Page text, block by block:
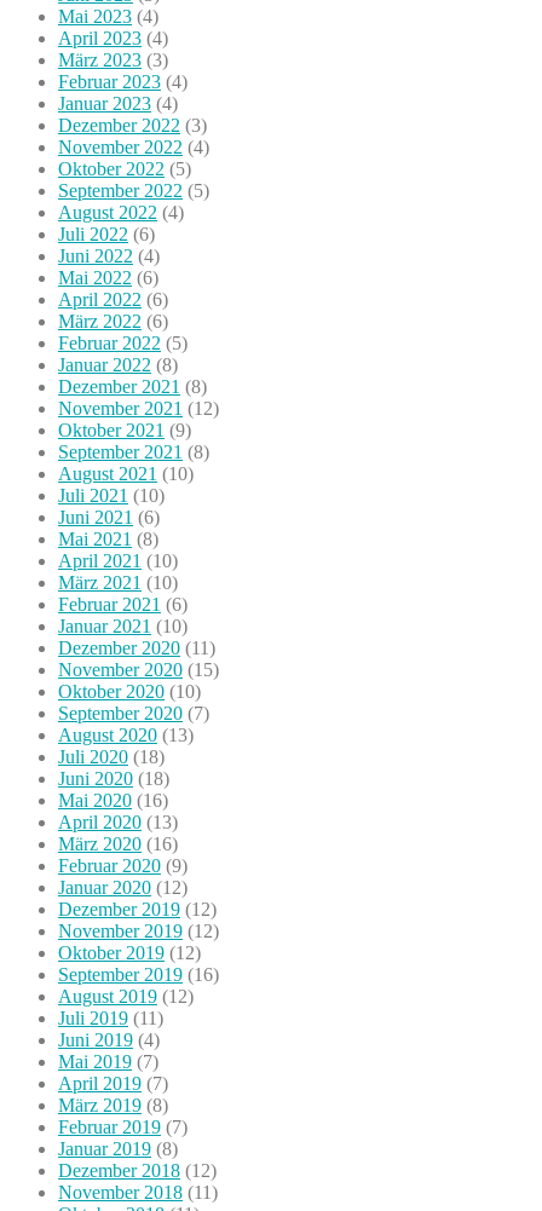
Mai 2023 (4)
April 2023 (4)
März 2023 (3)
Februar 2023 (4)
Januar 2023 (4)
Dezember 2022 (3)
November 2022 (4)
Oktober 2022 (5)
September 2022 (5)
August 2022 (4)
Juli 2022 (6)
Juni 2022 (4)
Mai 2022 (6)
April 2022 (6)
März 2022 (6)
Februar 2022 (5)
Januar 2022 (8)
Dezember 2021 (8)
November 2021 (12)
Oktober 2021 (9)
September 2021 (8)
August 2021 (10)
Juli 2021 (10)
Juni 2021 (6)
Mai 2021 (8)
April 2021 (10)
März 2021 (10)
Februar 2021 (6)
Januar 2021 (10)
Dezember 2020 (11)
November 2020 (15)
Oktober 2020 (10)
September 2020 (7)
August 2020 (13)
Juli 2020 (18)
Juni 2020 (18)
Mai 2020 (16)
April 2020 (13)
März 2020 (16)
Februar 2020 (9)
Januar 2020 (12)
Dezember 2019 (12)
November 2019 (12)
Oktober 2019 (12)
September 2019 (16)
August 2019 (12)
Juli 2019 (11)
Juni 2019 (4)
Mai 2019 (7)
April 2019 (7)
März 2019 (8)
Februar 2019 (7)
Januar 2019 (8)
Dezember 2018 (12)
November 2018 (11)